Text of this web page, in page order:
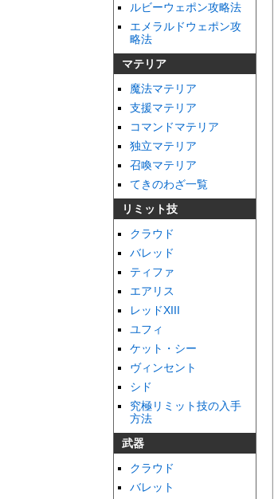
ルビーウェポン攻略法
エメラルドウェポン攻
略法
マテリア
魔法マテリア
支援マテリア
コマンドマテリア
独立マテリア
召喚マテリア
てきのわざ一覧
リミット技
クラウド
バレッド
ティファ
エアリス
レッドXIII
ユフィ
ケット・シー
ヴィンセント
シド
究極リミット技の入手
方法
武器
クラウド
バレット